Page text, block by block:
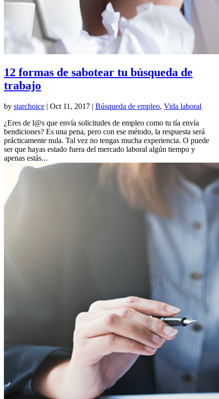
12 formas de sabotear tu búsqueda de
trabajo
by starchoice | Oct 11, 2017 | Búsqueda de empleo, Vida laboral
¿Eres de l@s que envía solicitudes de empleo como tu tía envía
bendiciones? Es una pena, pero con ese método, la respuesta será
prácticamente nula. Tal vez no tengas mucha experiencia. O puede
ser que hayas estado fuera del mercado laboral algún tiempo y
apenas estás...